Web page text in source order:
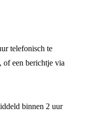
telefonisch te
of een berichtje via
binnen 2 uur